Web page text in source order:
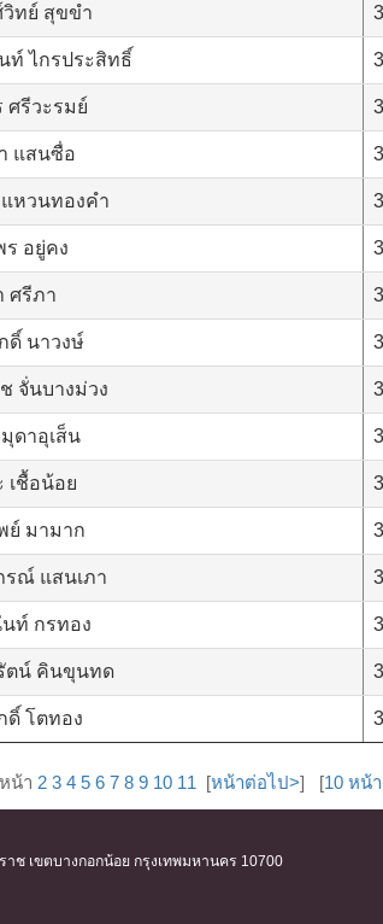
ทย์ สุขขำ
ท์ ไกรประสิทธิ์
ศรีวะรมย์
แสนซื่อ
หวนทองคำ
ร อยู่คง
ศรีภา
ดิ์ นาวงษ์
จั่นบางม่วง
ดาอุเส็น
เชื้อน้อย
ย์ มามาก
รณ์ แสนเภา
ท์ กรทอง
ตน์ คินขุนทด
ดิ์ โตทอง
หน้า 2 3 4 5 6 7 8 9 10 11 [หน้าต่อไป>] [10 หน้
ช เขตบางกอกน้อย กรุงเทพมหานคร 10700